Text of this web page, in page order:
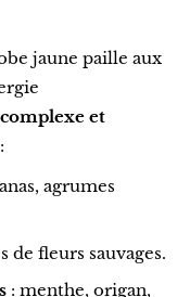
jaune paille aux
et
agrumes
de fleurs sauvages.
: menthe, origan,